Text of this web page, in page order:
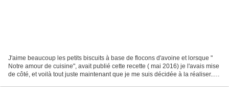
J'aime beaucoup les petits biscuits à base de flocons d'avoine et lorsque "
Notre amour de cuisine", avait publié cette recette ( mai 2016) je l'avais mise
de côté, et voilà tout juste maintenant que je me suis décidée à la réaliser..Et